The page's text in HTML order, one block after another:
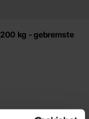
kg - gebremste